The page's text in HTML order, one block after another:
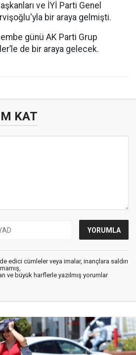
ve İYİ Parti Genel
bir araya gelmişti.
günü AK Parti Grup
de bir araya gelecek.
KAT
edici cümleler veya imalar, inançlara saldırı
ve büyük harflerle yazılmış yorumlar